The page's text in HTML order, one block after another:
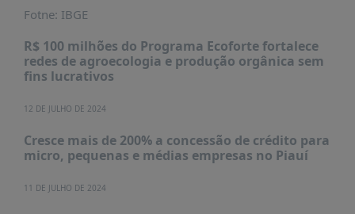
Fotne: IBGE
R$ 100 milhões do Programa Ecoforte fortalece
redes de agroecologia e produção orgânica sem
fins lucrativos
12 DE JULHO DE 2024
Cresce mais de 200% a concessão de crédito para
micro, pequenas e médias empresas no Piauí
11 DE JULHO DE 2024